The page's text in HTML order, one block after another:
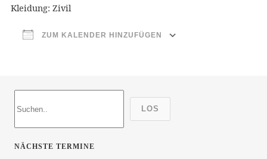
Kleidung: Zivil
ZUM KALENDER HINZUFÜGEN
LOS
NÄCHSTE TERMINE